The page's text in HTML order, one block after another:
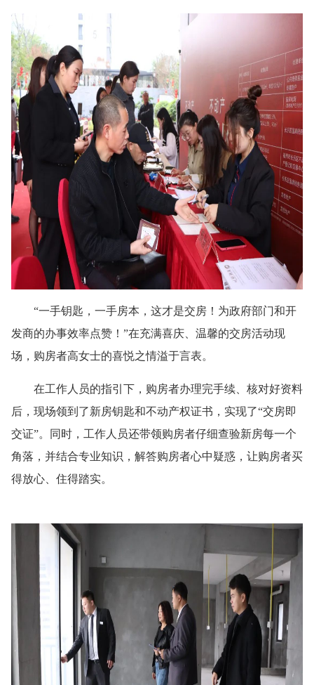
“一手钥匙，一手房本，这才是交房！为政府部门和开
发商的办事效率点赞！”在充满喜庆、温馨的交房活动现
场，购房者高女士的喜悦之情溢于言表。
在工作人员的指引下，购房者办理完手续、核对好资料
后，现场领到了新房钥匙和不动产权证书，实现了“交房即
交证”。同时，工作人员还带领购房者仔细查验新房每一个
角落，并结合专业知识，解答购房者心中疑惑，让购房者买
得放心、住得踏实。